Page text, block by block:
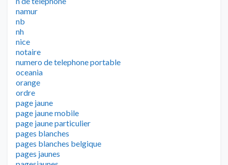
namur
nb
nh
nice
notaire
numero de telephone portable
oceania
orange
ordre
page jaune
page jaune mobile
page jaune particulier
pages blanches
pages blanches belgique
pages jaunes